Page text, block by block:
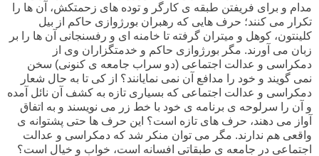
مدام و برای فریفتن طبقه ی کارگر و توده های زحمتکش، آن ها را
تکرار می کنند؛ حرف هایی که رهبران بورژوازی حاکم از بیل
کلینتون، کوهل و میتران گرفته تا خامنه ای و رفسنجانی آن ها را بر
زبان می آورند. مگر بورژوازی حاکم و خدمتگزاران وی از
دمکراسی و عدالت اجتماعی (دو سراب جامعه ی کنونی) سخن
نمی گویند و خود را مدافع آن نمی نمایانند؟ از کی تا به حال شعار
دمکراسی و عدالت اجتماعی که بسیاری تازه به کشف آن نائل آمده
و آن را سرلوحه ی برنامه ی خود با خط زر می نویسند و به اتفاق
آواز می دهند، حرف های تازه است؟ این حرف ها حتی پشتوانه ی
واقعی هم ندارند. مگر می توان منکر شد که دمکراسی و عدالت
اجتماعی در جامعه ی طبقاتی افسانه است، خواب و خیال است؟